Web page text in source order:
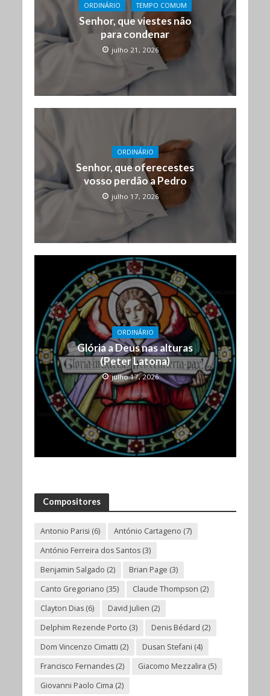
ORDINÁRIO TEMPO COMUM
Senhor, que viestes não
para condenar
julho 21, 2026
ORDINÁRIO
Senhor, que oferecestes
vosso perdão a Pedro
julho 17, 2026
ORDINÁRIO
Glória a Deus nas alturas
(Peter Latona)
julho 17, 2026
Compositores
Antonio Parisi (6) António Cartageno (7)
António Ferreira dos Santos(3)
Benjamin Salgado (2) Brian Page (3)
Canto Gregoriano (35) Claude Thompson (2)
Clayton Dias(6) David Julien (2)
Delphim Rezende Porto (3) Denis Bédard (2)
Dom Vincenzo Cimatti (2) Dusan Stefani (4)
Francisco Fernandes(2) Giacomo Mezzalira (5)
Giovanni Paolo Cima (2)